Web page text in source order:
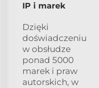
IP i marek
Dzięki
doświadczeniu
w obsłudze
ponad 5000
marek i praw
autorskich, w